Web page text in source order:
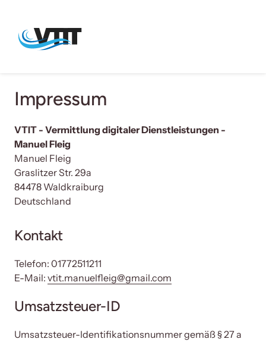
Impressum
VTIT - Vermittlung digitaler Dienstleistungen -
Manuel Fleig
Graslitzer Str. 29a
84478 Waldkraiburg
Deutschland
Kontakt
Telefon: 01772511211
E-Mail: vtit.manuelfleig@gmail.com
Umsatzsteuer-ID
Umsatzsteuer-Identifikationsnummer gemäß § 27 a